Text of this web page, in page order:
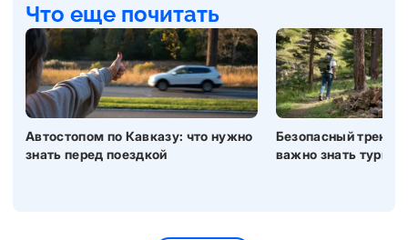
Что еще почитать
Автостопом по Кавказу: что нужно
знать перед поездкой
Безопасный
важно знать